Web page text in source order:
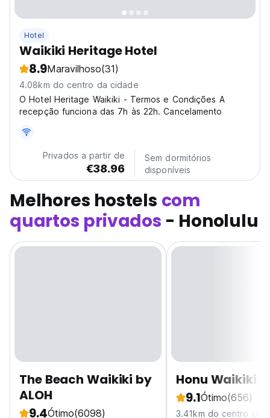
Hotel
Waikiki Heritage Hotel
8.9Maravilhoso(31)
4.08km do centro da cidade
O Hotel Heritage Waikiki - Termos e Condições A
recepção funciona das 7h às 22h. Cancelamento
Privados a partir de
€38.96
Sem dormitórios
disponíveis
Melhores hostels com
quartos privados - Honolulu
The Beach Waikiki by
ALOH
9.4Ótimo(6098)
Honu Waikiki
9.1Ótimo(656)
3.41km do centro da